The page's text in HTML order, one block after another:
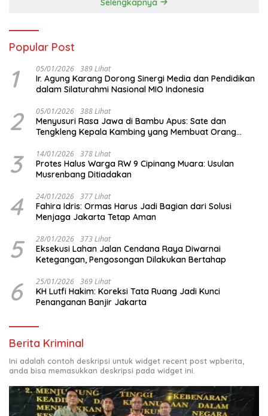
Popular Post
1 05/01/2026 389 Lihat
Ir. Agung Karang Dorong Sinergi Media dan Pendidikan
dalam Silaturahmi Nasional MIO Indonesia
2 05/01/2026 388 Lihat
Menyusuri Rasa Jawa di Bambu Apus: Sate dan
Tengkleng Kepala Kambing yang Membuat Orang
3 14/01/2026 378 Lihat
Protes Halus Warga RW 9 Cipinang Muara: Usulan
Musrenbang Ditiadakan
4 24/01/2026 377 Lihat
Fahira Idris: Ormas Harus Jadi Bagian dari Solusi
Menjaga Jakarta Tetap Aman
5 28/01/2026 373 Lihat
Eksekusi Lahan Jalan Cendana Raya Diwarnai
Ketegangan, Pengosongan Dilakukan Bertahap
6 25/01/2026 369 Lihat
KH Lutfi Hakim: Koreksi Tata Ruang Jadi Kunci
Penanganan Banjir Jakarta
Berita Kriminal
Ini adalah contoh deskripsi untuk widget recent post wpberita,
anda bisa memasukkan deskripsi pada widget ini.